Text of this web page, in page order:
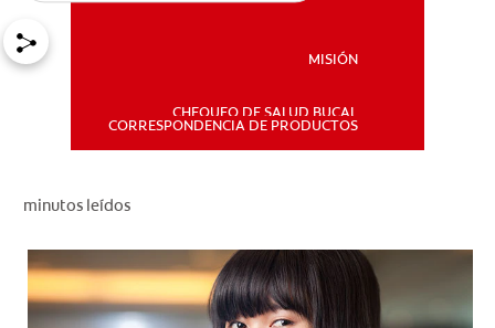
PARA PROFESIONALES
MISIÓN
CHEQUEO DE SALUD BUCAL
CORRESPONDENCIA DE PRODUCTOS
minutos leídos